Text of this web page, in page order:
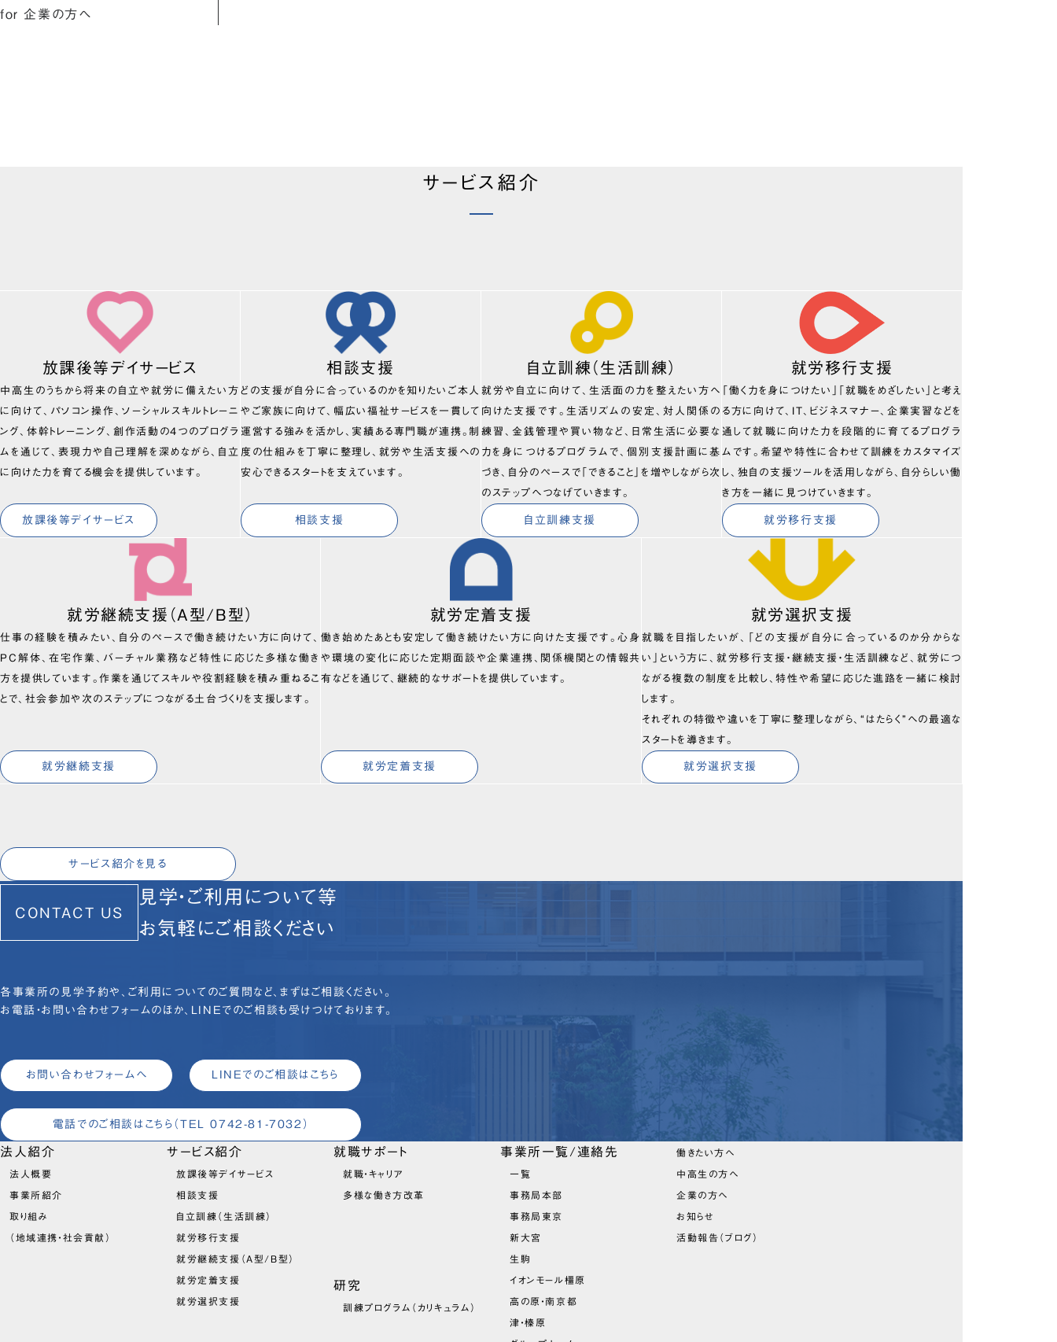
for 企業の方へ
サービス紹介
放課後等デイサービス
中高生のうちから将来の自立や就労に備えたい方
に向けて、パソコン操作、ソーシャルスキルトレーニ
ング、体幹トレーニング、創作活動の4つのプログラ
ムを通じて、表現力や自己理解を深めながら、自立
に向けた力を育てる機会を提供しています。
放課後等デイサービス
相談支援
どの支援が自分に合っているのかを知りたいご本人
やご家族に向けて、幅広い福祉サービスを一貫して
運営する強みを活かし、実績ある専門職が連携。制
度の仕組みを丁寧に整理し、就労や生活支援への
安心できるスタートを支えています。
相談支援
自立訓練（生活訓練）
就労や自立に向けて、生活面の力を整えたい方へ
向けた支援です。生活リズムの安定、対人関係の
練習、金銭管理や買い物など、日常生活に必要な
力を身につけるプログラムで、個別支援計画に基
づき、自分のペースで「できること」を増やしながら次
のステップへつなげていきます。
自立訓練支援
就労移行支援
「働く力を身につけたい」「就職をめざしたい」と考え
る方に向けて、IT、ビジネスマナー、企業実習などを
通して就職に向けた力を段階的に育てるプログラ
ムです。希望や特性に合わせて訓練をカスタマイズ
し、独自の支援ツールを活用しながら、自分らしい働
き方を一緒に見つけていきます。
就労移行支援
就労継続支援（A型/B型）
仕事の経験を積みたい、自分のペースで働き続けたい方に向けて、
PC解体、在宅作業、バーチャル業務など特性に応じた多様な働き
方を提供しています。作業を通じてスキルや役割経験を積み重ねるこ
とで、社会参加や次のステップにつながる土台づくりを支援します。
就労継続支援
就労定着支援
働き始めたあとも安定して働き続けたい方に向けた支援です。心身
や環境の変化に応じた定期面談や企業連携、関係機関との情報共
有などを通じて、継続的なサポートを提供しています。
就労定着支援
就労選択支援
就職を目指したいが、「どの支援が自分に合っているのか分からな
い」という方に、就労移行支援・継続支援・生活訓練など、就労につ
ながる複数の制度を比較し、特性や希望に応じた進路を一緒に検討
します。
それぞれの特徴や違いを丁寧に整理しながら、“はたらく”への最適な
スタートを導きます。
就労選択支援
サービス紹介を見る
CONTACT US
見学・ご利用について等
お気軽にご相談ください
各事業所の見学予約や、ご利用についてのご質問など、まずはご相談ください。
お電話・お問い合わせフォームのほか、LINEでのご相談も受けつけております。
お問い合わせフォームへ LINEでのご相談はこちら
電話でのご相談はこちら （TEL 0742-81-7032）
法人紹介
法人概要
事業所紹介
取り組み
（地域連携・社会貢献）
サービス紹介
放課後等デイサービス
相談支援
自立訓練（生活訓練）
就労移行支援
就労継続支援（A型/B型）
就労定着支援
就労選択支援
就職サポート
就職・キャリア
多様な働き方改革
研究
訓練プログラム （カリキュラム）
事業所一覧/連絡先
一覧
事務局本部
事務局東京
新大宮
生駒
イオンモール橿原
高の原・南京都
津・榛原
働きたい方へ
中高生の方へ
企業の方へ
お知らせ
活動報告（ブログ）